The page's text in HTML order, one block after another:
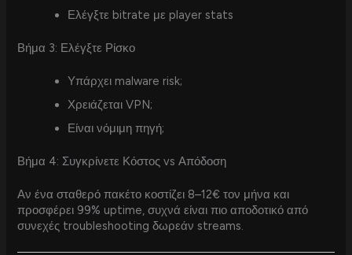
Ελέγξτε bitrate με player stats
Βήμα 3: Ελέγξτε Ρίσκο
Υπάρχει malware risk;
Χρειάζεται VPN;
Είναι νόμιμη πηγή;
Βήμα 4: Συγκρίνετε Κόστος vs Απόδοση
Αν ένα σταθερό πακέτο κοστίζει 8–12€ τον μήνα και
προσφέρει 99% uptime, συχνά είναι πιο αποδοτικό από
συνεχές troubleshooting δωρεάν streams.